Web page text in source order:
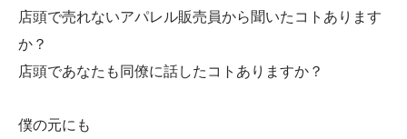
店頭で売れないアパレル販売員から聞いたコトあります
か？
店頭であなたも同僚に話したコトありますか？
僕の元にも